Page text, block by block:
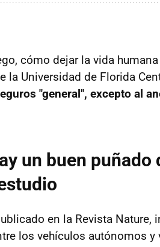
cómo dejar la vida
la Universidad de Florida
"general", excepto al
un buen puñado
en la Revista
los vehículos autónomos